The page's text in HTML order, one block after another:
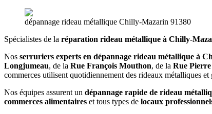
dépannage rideau métallique Chilly-Mazarin 91380
Spécialistes de la réparation rideau métallique à Chilly-
Nos serruriers experts en dépannage rideau métallique à
Longjumeau, de la Rue François Mouthon, de la Rue
commerces utilisent quotidiennement des rideaux métalliques
Nos équipes assurent un dépannage rapide de rideau
commerces alimentaires et tous types de locaux